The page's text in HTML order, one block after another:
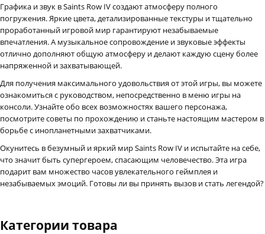
Графика и звук в Saints Row IV создают атмосферу полного
погружения. Яркие цвета, детализированные текстуры и тщательно
проработанный игровой мир гарантируют незабываемые
впечатления. А музыкальное сопровождение и звуковые эффекты
отлично дополняют общую атмосферу и делают каждую сцену более
напряженной и захватывающей.
Для получения максимального удовольствия от этой игры, вы можете
ознакомиться с руководством, непосредственно в меню игры на
консоли. Узнайте обо всех возможностях вашего персонажа,
посмотрите советы по прохождению и станьте настоящим мастером в
борьбе с инопланетными захватчиками.
Окунитесь в безумный и яркий мир Saints Row IV и испытайте на себе,
что значит быть супергероем, спасающим человечество. Эта игра
подарит вам множество часов увлекательного геймплея и
незабываемых эмоций. Готовы ли вы принять вызов и стать легендой?
Категории товара